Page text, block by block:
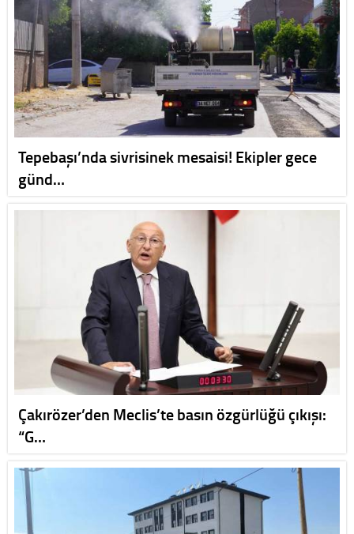
Tepebaşı’nda sivrisinek mesaisi! Ekipler gece
günd…
Çakırözer’den Meclis’te basın özgürlüğü çıkışı:
“G…